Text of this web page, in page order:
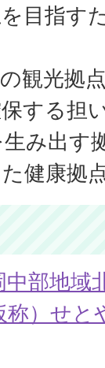
目指す
観光拠
する担
み出す
健康拠
中部地
称）せと